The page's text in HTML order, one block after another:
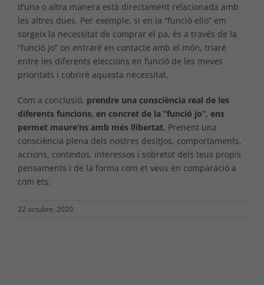
d’una o altra manera està directament relacionada amb
les altres dues. Per exemple, si en la “funció ello” em
sorgeix la necessitat de comprar el pa, és a través de la
“funció jo” on entraré en contacte amb el món, triaré
entre les diferents eleccions en funció de les meves
prioritats i cobriré aquesta necessitat.
Com a conclusió, prendre una consciència real de les
diferents funcions, en concret de la “funció jo”, ens
permet moure’ns amb més llibertat. Prenent una
consciència plena dels nostres desitjos, comportaments,
accions, contextos, interessos i sobretot dels teus propis
pensaments i de la forma com et veus en comparació a
com ets.
22 octubre, 2020